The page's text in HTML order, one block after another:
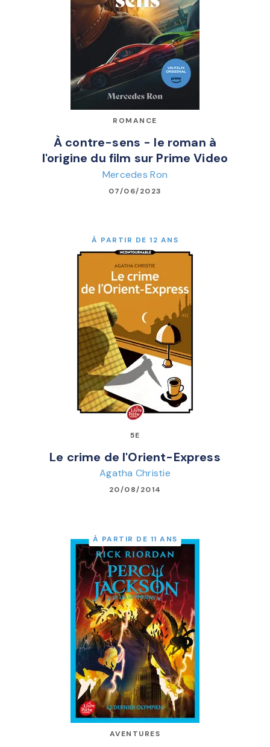
ROMANCE
À contre-sens - le roman à
l'origine du film sur Prime Video
Mercedes Ron
07/06/2023
À PARTIR DE 12 ANS
5E
Le crime de l'Orient-Express
Agatha Christie
20/08/2014
À PARTIR DE 11 ANS
AVENTURES